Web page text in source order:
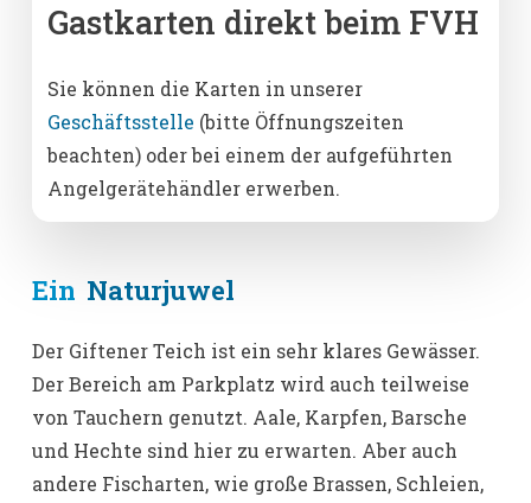
Gastkarten direkt beim FVH
Sie können die Karten in unserer
Geschäftsstelle (bitte Öffnungszeiten
beachten) oder bei einem der aufgeführten
Angelgerätehändler erwerben.
Ein Naturjuwel
Der Giftener Teich ist ein sehr klares Gewässer.
Der Bereich am Parkplatz wird auch teilweise
von Tauchern genutzt. Aale, Karpfen, Barsche
und Hechte sind hier zu erwarten. Aber auch
andere Fischarten, wie große Brassen, Schleien,